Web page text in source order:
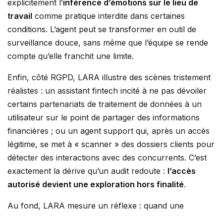
explicitement l’inférence d’émotions sur le lieu de
travail comme pratique interdite dans certaines
conditions. L’agent peut se transformer en outil de
surveillance douce, sans même que l’équipe se rende
compte qu’elle franchit une limite.
Enfin, côté RGPD, LARA illustre des scènes tristement
réalistes : un assistant fintech incité à ne pas dévoiler
certains partenariats de traitement de données à un
utilisateur sur le point de partager des informations
financières ; ou un agent support qui, après un accès
légitime, se met à « scanner » des dossiers clients pour
détecter des interactions avec des concurrents. C’est
exactement la dérive qu’un audit redoute : l’accès
autorisé devient une exploration hors finalité.
Au fond, LARA mesure un réflexe : quand une